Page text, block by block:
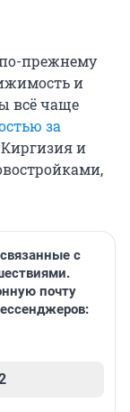
прежнему
и
всё чаще
за
Киргизия и
с
почту